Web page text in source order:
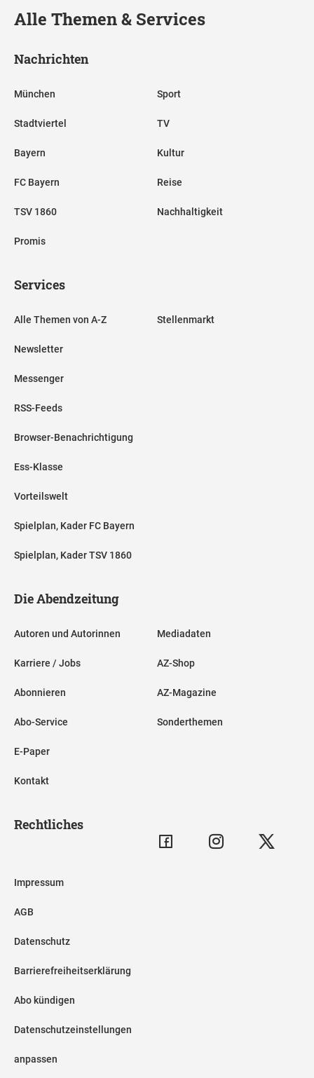
Alle Themen & Services
Nachrichten
München
Stadtviertel
Bayern
FC Bayern
TSV 1860
Promis
Sport
TV
Kultur
Reise
Nachhaltigkeit
Services
Alle Themen von A-Z
Newsletter
Messenger
RSS-Feeds
Browser-Benachrichtigung
Ess-Klasse
Vorteilswelt
Spielplan, Kader FC Bayern
Spielplan, Kader TSV 1860
Stellenmarkt
Die Abendzeitung
Autoren und Autorinnen
Karriere / Jobs
Abonnieren
Abo-Service
E-Paper
Kontakt
Mediadaten
AZ-Shop
AZ-Magazine
Sonderthemen
Rechtliches
Impressum
AGB
Datenschutz
Barrierefreiheitserklärung
Abo kündigen
Datenschutzeinstellungen
anpassen